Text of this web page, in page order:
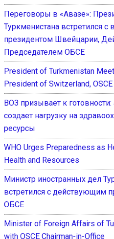
Переговоры в «Авазе»:
Туркменистана встретился с
президентом Швейцарии,
Председателем ОБСЕ
President of Turkmenistan
President of Switzerland,
ВОЗ призывает к
создает нагрузку на
ресурсы
WHO Urges Preparedness as
Health and Resources
Министр иностранных дел
встретился с действующим
ОБСЕ
Minister of Foreign Affairs of
with OSCE Chairman-in-Office